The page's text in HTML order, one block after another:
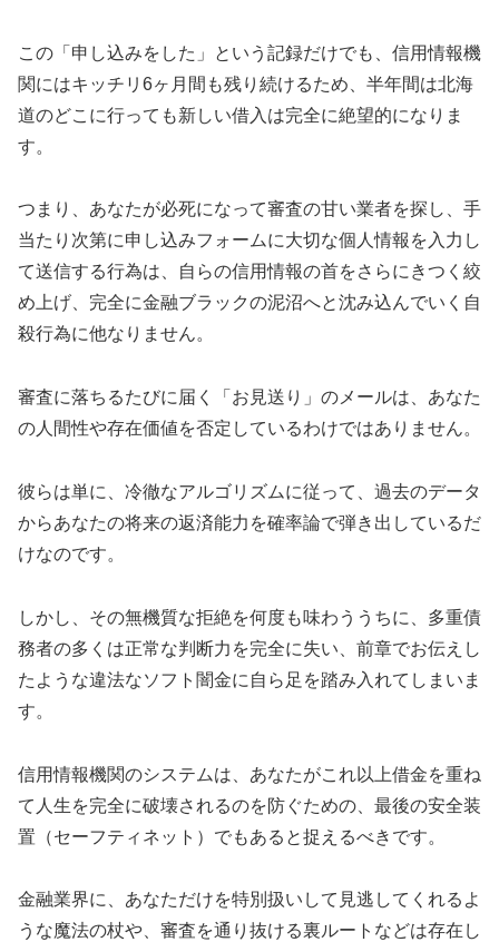
この「申し込みをした」という記録だけでも、信用情報機
関にはキッチリ6ヶ月間も残り続けるため、半年間は北海
道のどこに行っても新しい借入は完全に絶望的になりま
す。
つまり、あなたが必死になって審査の甘い業者を探し、手
当たり次第に申し込みフォームに大切な個人情報を入力し
て送信する行為は、自らの信用情報の首をさらにきつく絞
め上げ、完全に金融ブラックの泥沼へと沈み込んでいく自
殺行為に他なりません。
審査に落ちるたびに届く「お見送り」のメールは、あなた
の人間性や存在価値を否定しているわけではありません。
彼らは単に、冷徹なアルゴリズムに従って、過去のデータ
からあなたの将来の返済能力を確率論で弾き出しているだ
けなのです。
しかし、その無機質な拒絶を何度も味わううちに、多重債
務者の多くは正常な判断力を完全に失い、前章でお伝えし
たような違法なソフト闇金に自ら足を踏み入れてしまいま
す。
信用情報機関のシステムは、あなたがこれ以上借金を重ね
て人生を完全に破壊されるのを防ぐための、最後の安全装
置（セーフティネット）でもあると捉えるべきです。
金融業界に、あなただけを特別扱いして見逃してくれるよ
うな魔法の杖や、審査を通り抜ける裏ルートなどは存在し